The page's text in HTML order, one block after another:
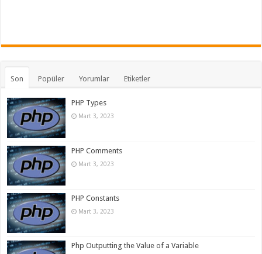
Son Popüler Yorumlar Etiketler
PHP Types
Mart 3, 2023
PHP Comments
Mart 3, 2023
PHP Constants
Mart 3, 2023
Php Outputting the Value of a Variable